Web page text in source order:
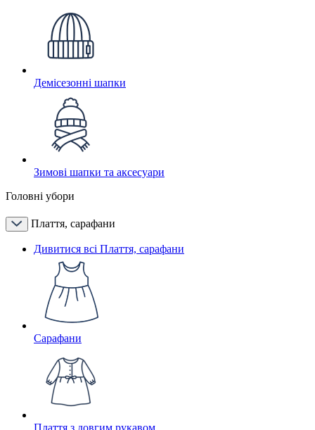
Демісезонні шапки
Зимові шапки та аксесуари
Головні убори
Плаття, сарафани
Дивитися всі Плаття, сарафани
Сарафани
Плаття з довгим рукавом